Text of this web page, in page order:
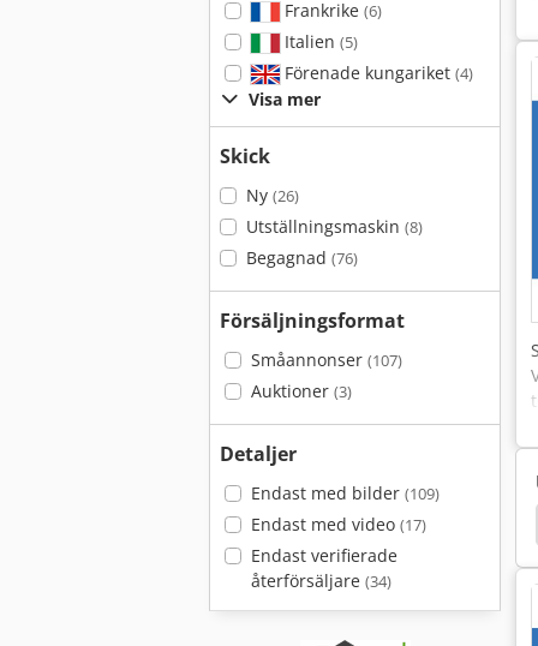
Frankrike (6)
Italien (5)
Förenade kungariket (4)
Visa mer
Skick
Ny (26)
Utställningsmaskin (8)
Begagnad (76)
Försäljningsformat
Småannonser (107)
Auktioner (3)
Detaljer
Endast med bilder (109)
Endast med video (17)
Endast verifierade
återförsäljare (34)